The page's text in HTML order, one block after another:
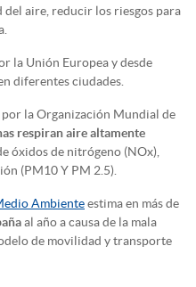
aire, reducir los riesgos para
la Unión Europea y desde
diferentes ciudades.
la Organización Mundial de
respiran aire altamente
óxidos de nitrógeno (NOx),
(PM10 Y PM 2.5).
Ambienteestima en más de
al año a causa de la mala
de movilidad y transporte